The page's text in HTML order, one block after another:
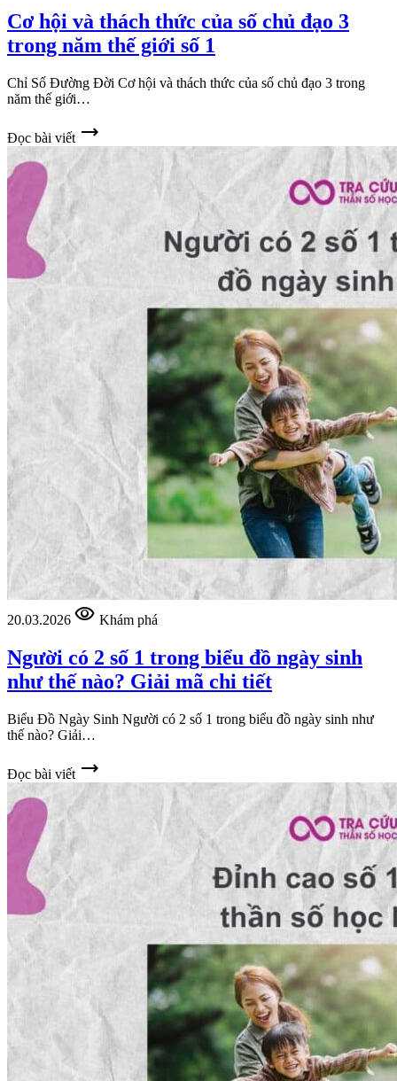
Cơ hội và thách thức của số chủ đạo 3
trong năm thế giới số 1
Chỉ Số Đường Đời Cơ hội và thách thức của số chủ đạo 3 trong
năm thế giới…
Đọc bài viết trending_flat
20.03.2026 visibility Khám phá
Người có 2 số 1 trong biểu đồ ngày sinh
như thế nào? Giải mã chi tiết
Biểu Đồ Ngày Sinh Người có 2 số 1 trong biểu đồ ngày sinh như
thế nào? Giải…
Đọc bài viết trending_flat